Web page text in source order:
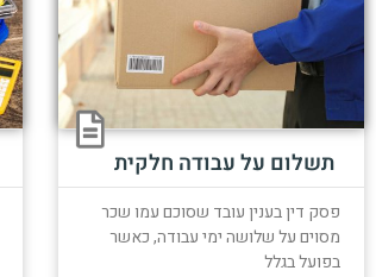
תשלום על עבודה חלקית
פסק דין בענין עובד שסוכם עמו שכר
מסוים על שלושה ימי עבודה, כאשר
בפועל בגלל